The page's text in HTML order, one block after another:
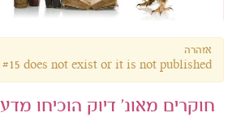
אזהרה
does not exist or it is not published.
חוקרים מאונ' דיוק הוכיחו